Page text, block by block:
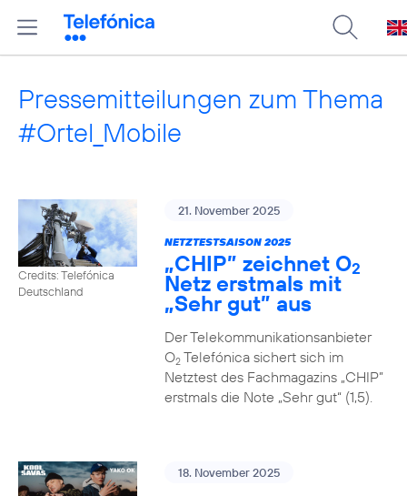
Pressemitteilungen zum Thema
#Ortel_Mobile
Credits: Telefónica
Deutschland
21. November 2025
NETZTESTSAISON 2025
„CHIP” zeichnet O2
Netz erstmals mit
„Sehr gut” aus
Der Telekommunikationsanbieter
O2Telefónica sichert sich im
Netztest des Fachmagazins „CHIP”
erstmals die Note „Sehr gut“ (1,5).
18. November 2025